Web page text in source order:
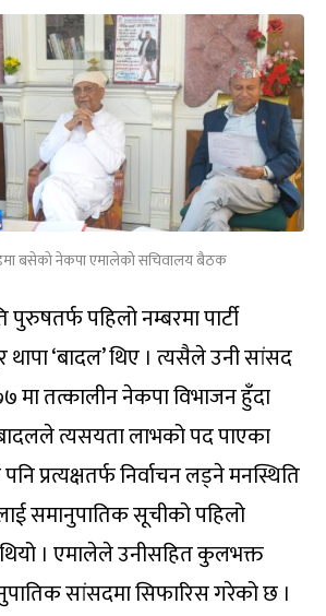
बसेको नेकपा एमालेको सचिवालय बैठक
पहिलो नम्बरमा पार्टी
थापा ‘बादल’ थिए । त्यसैले उनी सांसद
मा तत्कालीन नेकपा विभाजन हुँदा
त्यसयता लाभको पद पाएका
प्रत्यक्षतर्फ निर्वाचन लड्ने मनस्थिति
समानुपातिक सूचीको पहिलो
। एमालेले उनीसहित कुलभक्त
सांसदमा सिफारिस गरेको छ ।